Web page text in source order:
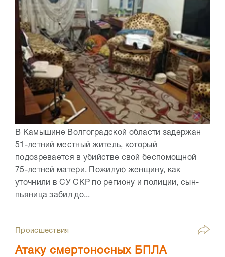
В Камышине Волгоградской области задержан
51-летний местный житель, который
подозревается в убийстве свой беспомощной
75-летней матери. Пожилую женщину, как
уточнили в СУ СКР по региону и полиции, сын-
пьяница забил до...
Происшествия
Атаку смертоносных БПЛА